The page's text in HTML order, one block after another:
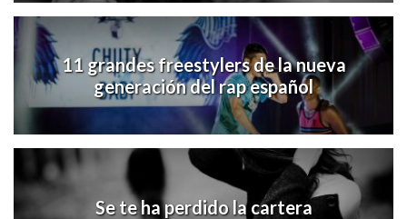
11 grandes freestylers de la nueva
generación del rap español
Se te ha perdido la cartera